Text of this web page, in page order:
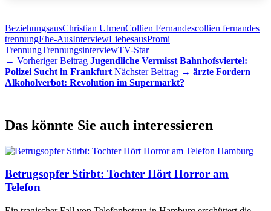
BeziehungsausChristian UlmenCollien Fernandescollien fernandes
trennungEhe-AusInterviewLiebesausPromi
TrennungTrennungsinterviewTV-Star
← Vorheriger Beitrag Jugendliche Vermisst Bahnhofsviertel:
Polizei Sucht in Frankfurt Nächster Beitrag → ärzte Fordern
Alkoholverbot: Revolution im Supermarkt?
Das könnte Sie auch interessieren
Hamburg
Betrugsopfer Stirbt: Tochter Hört Horror am
Telefon